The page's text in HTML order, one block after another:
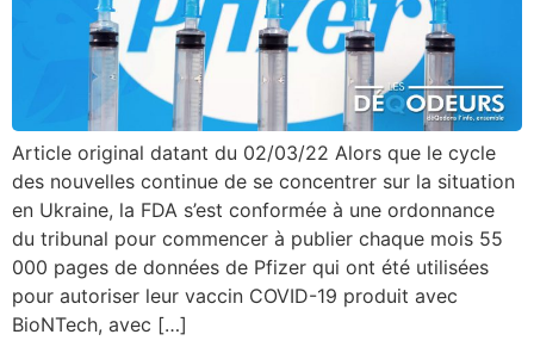
Article original datant du 02/03/22 Alors que le cycle
des nouvelles continue de se concentrer sur la situation
en Ukraine, la FDA s’est conformée à une ordonnance
du tribunal pour commencer à publier chaque mois 55
000 pages de données de Pfizer qui ont été utilisées
pour autoriser leur vaccin COVID-19 produit avec
BioNTech, avec […]